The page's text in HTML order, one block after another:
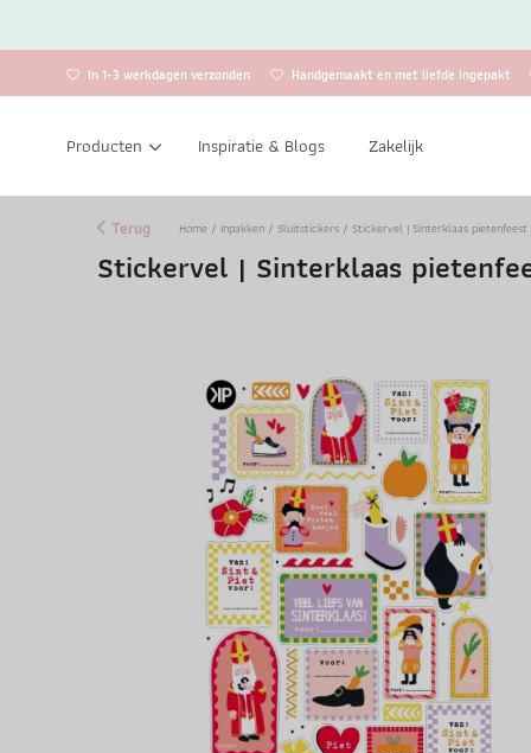
In 1-3 werkdagen verzonden Handgemaakt en met liefde ingepakt
Producten Inspiratie & Blogs Zakelijk
Terug Home / Inpakken /Sluitstickers / Stickervel | Sinterklaas
Stickervel | Sinterklaas